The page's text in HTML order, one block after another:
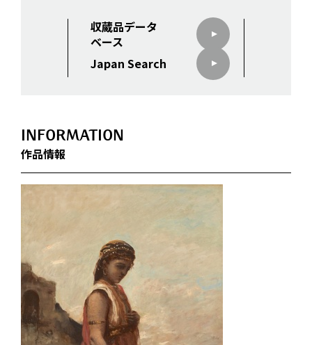
収蔵品データ
ベース
Japan Search
INFORMATION
作品情報